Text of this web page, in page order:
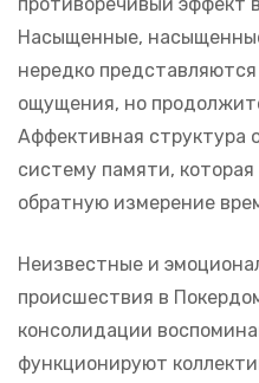
Насыщенные,
нередко
ощущения, но
Аффективная структура
систему памяти,
обратную измерение
Неизвестные и
происшествия в
консолидации
функционируют